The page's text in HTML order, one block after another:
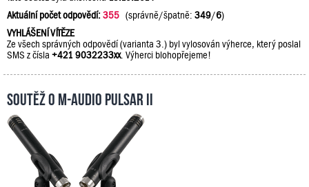
Aktuální počet odpovědí:355 (správně/špatně: 349/6)
VYHLÁŠENÍ VÍTĚZE
Ze všech správných odpovědí (varianta 3.) byl vylosován výherce, který poslal
SMS z čísla +421 9032233xx. Výherci blohopřejeme!
Soutěž o M-Audio PULSAR II